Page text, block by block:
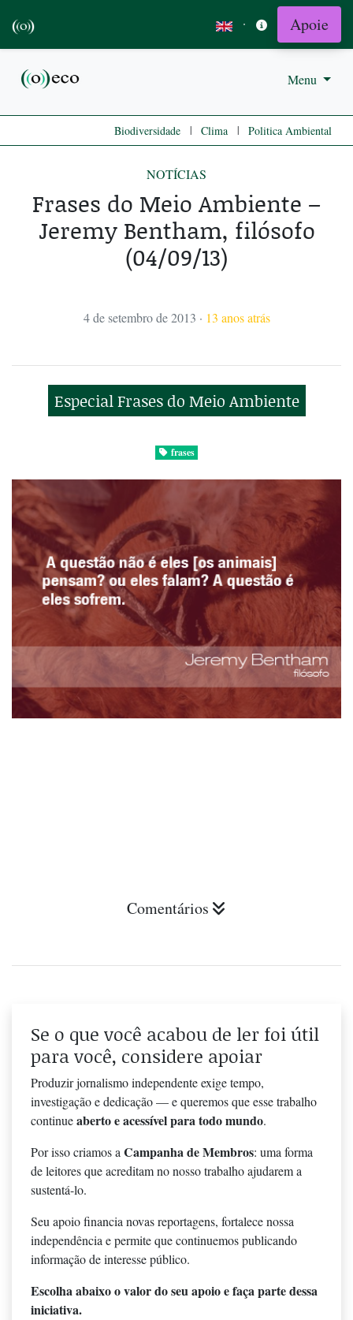
· Apoie
Menu
Biodiversidade | Clima | Politica Ambiental
NOTÍCIAS
Frases do Meio Ambiente –
Jeremy Bentham, filósofo
(04/09/13)
4 de setembro de 2013 · 13 anos atrás
Especial Frases do Meio Ambiente
frases
Comentários
Se o que você acabou de ler foi útil
para você, considere apoiar
Produzir jornalismo independente exige tempo,
investigação e dedicação — e queremos que esse trabalho
continueaberto e acessível para todo mundo.
Por isso criamos a Campanha de Membros: uma forma
de leitores que acreditam no nosso trabalho ajudarem a
sustentá-lo.
Seu apoio financia novas reportagens, fortalece nossa
independência e permite que continuemos publicando
informação de interesse público.
Escolha abaixo o valor do seu apoio e faça parte dessa
iniciativa.